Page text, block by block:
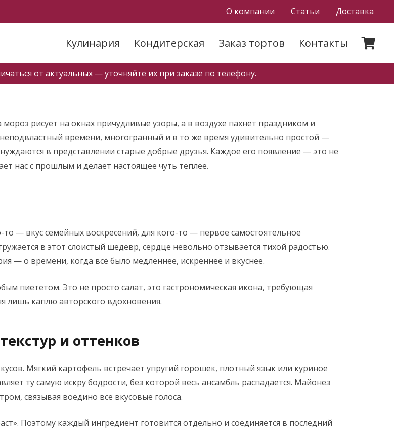
О компании Статьи Доставка
Кулинария Кондитерская Заказ тортов Контакты
от актуальных — уточняйте их при заказе по телефону.
рисует на окнах причудливые узоры, а в воздухе пахнет праздником и
времени, многогранный и в то же время удивительно простой —
в представлении старые добрые друзья. Каждое его появление — это не
нас с прошлым и делает настоящее чуть теплее.
— вкус семейных воскресений, для кого-то — первое самостоятельное
в этот слоистый шедевр, сердце невольно отзывается тихой радостью.
— о времени, когда всё было медленнее, искреннее и вкуснее.
пиететом. Это не просто салат, это гастрономическая икона, требующая
лишь каплю авторского вдохновения.
и оттенков
Мягкий картофель встречает упругий горошек, плотный язык или куриное
ту самую искру бодрости, без которой весь ансамбль распадается. Майонез
связывая воедино все вкусовые голоса.
Поэтому каждый ингредиент готовится отдельно и соединяется в последний